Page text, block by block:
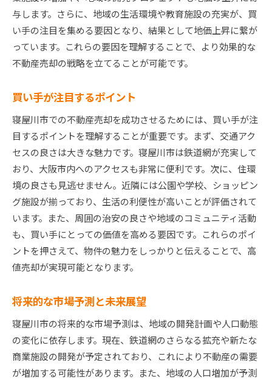
与します。さらに、地域の生活環境や教育施設の充実が、買
い手の注目を集める要因となり、結果として地価上昇に繋が
っています。これらの要因を理解することで、より効果的な
不動産売却の戦略を立てることが可能です。
買い手が注目するポイント
寝屋川市での不動産売却を成功させるためには、買い手が注
目するポイントを理解することが重要です。まず、交通アク
セスの良さは大きな魅力です。寝屋川市は鉄道網が充実して
おり、大阪市内へのアクセスも非常に便利です。次に、住環
境の良さも見逃せません。近隣には公園や学校、ショッピン
グ施設が揃っており、生活の利便性が高いことが評価されて
います。また、周囲の治安の良さや地域のコミュニティ活動
も、買い手にとっての価値を高める要因です。これらのポイ
ントを押さえて、物件の魅力をしっかりと伝えることで、高
値売却が実現可能となります。
将来的な市場予測と未来展望
寝屋川市の将来的な市場予測は、地域の開発計画や人口動態
の変化に依存します。現在、鉄道網のさらなる拡充や新たな
商業施設の開発が予定されており、これにより不動産の需要
が増加する可能性があります。また、地域の人口増加が予測